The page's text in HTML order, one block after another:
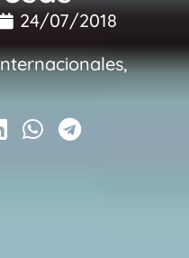
24/07/2018
,